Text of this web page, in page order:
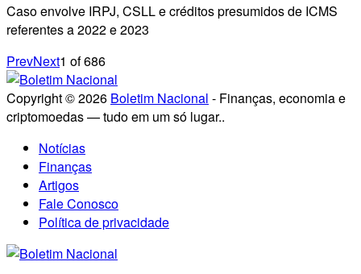
Caso envolve IRPJ, CSLL e créditos presumidos de ICMS
referentes a 2022 e 2023
PrevNext1 of686
Copyright © 2026 Boletim Nacional - Finanças, economia e
criptomoedas — tudo em um só lugar..
Notícias
Finanças
Artigos
Fale Conosco
Política de privacidade